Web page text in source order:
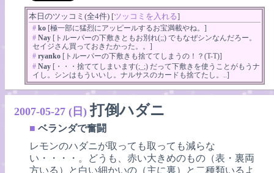
本日のツッコミ(全4件) [ツッコミを入れる]
# ko [極一部に猛烈にアッピールするお宝満載やね。]
# Nay [トルーパーの下敷きともお別れ(;;) でもなぜシンなんだろー。
セイジさん買っておきたかった。。]
# ryanko [トルーパーの下敷きも捨ててしまうの！？(T-T)]
# Nay [・・・捨ててしまいます(;_;) だって下敷きを使うことがもうナ
イし。シンはもういいし。ナルサスのカードも捨てたし。..]
2007-05-27 (日) 打倒ハダニ
■ ベランダで奮闘
レモンのハダニが取っても取っても減らな
い・・・・。どうも、赤い大きめのもの（表・裏両
方いる）と白い細かいの（主に裏）と二種類いるよ